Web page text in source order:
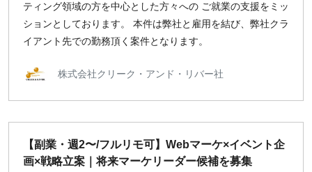
地域
東京
名古屋
募集状況
ティング領域の方を中心とした方々への ご就業の支援をミッ
ションとしております。 本件は弊社と雇用を結び、弊社クラ
イアント先での勤務頂く案件となります。
株式会社クリーク・アンド・リバー社
【副業・週2〜/フルリモ可】Webマーケ×イベント企
画×戦略立案｜将来マーケリーダー候補を募集